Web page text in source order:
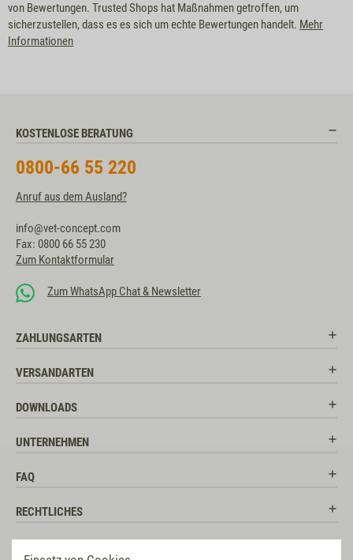
von Bewertungen. Trusted Shops hat Maßnahmen getroffen, um
sicherzustellen, dass es es sich um echte Bewertungen handelt. Mehr
Informationen
KOSTENLOSE BERATUNG
0800-66 55 220
Anruf aus dem Ausland?
info@vet-concept.com
Fax: 0800 66 55 230
Zum Kontaktformular
Zum WhatsApp Chat & Newsletter
ZAHLUNGSARTEN
VERSANDARTEN
DOWNLOADS
UNTERNEHMEN
FAQ
RECHTLICHES